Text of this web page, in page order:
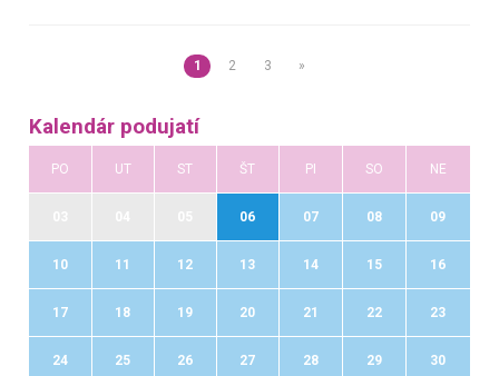
1 2 3 »
Kalendár podujatí
PO UT ST ŠT PI SO NE
06 07 08 09
10 11 12 13 14 15 16
17 18 19 20 21 22 23
24 25 26 27 28 29 30